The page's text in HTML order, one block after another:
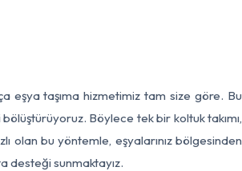
eşya taşıma hizmetimiz tam size göre. Bu
Böylece tek bir koltuk takımı,
olan bu yöntemle, eşyalarınız bölgesinden
desteği sunmaktayız.